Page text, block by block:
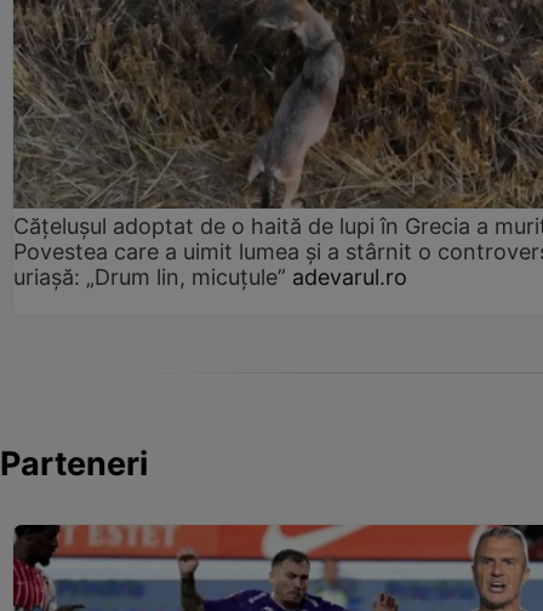
Cățelușul adoptat de o haită de lupi în Grecia a
Povestea care a uimit lumea și a stârnit o
uriașă: „Drum lin, micuțule” adevarul.ro
Parteneri